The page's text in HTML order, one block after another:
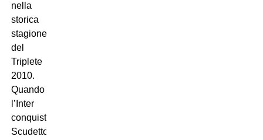
nella
storica
stagione
del
Triplete
2010.
Quando
l’Inter
conquistò
Scudetto,